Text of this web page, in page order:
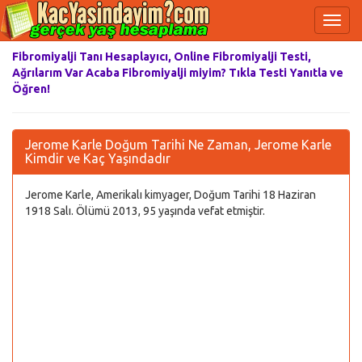
Fibromiyalji Tanı Hesaplayıcı, Online Fibromiyalji Testi,
Ağrılarım Var Acaba Fibromiyalji miyim? Tıkla Testi Yanıtla ve
Öğren!
Jerome Karle Doğum Tarihi Ne Zaman, Jerome Karle
Kimdir ve Kaç Yaşındadır
Jerome Karle, Amerikalı kimyager, Doğum Tarihi 18 Haziran
1918 Salı. Ölümü 2013, 95 yaşında vefat etmiştir.